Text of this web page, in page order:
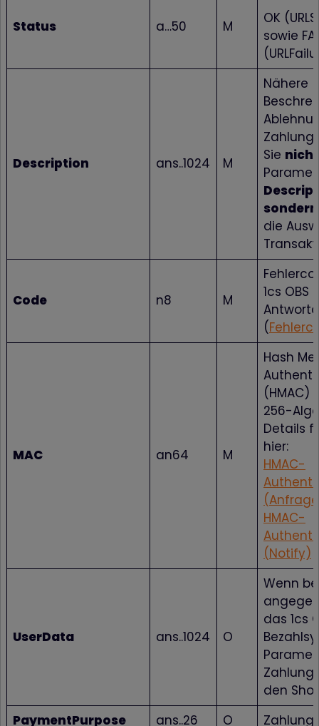
Status a…50 M
OK
sowie
Description ans..1024 M
Nähere
Sie nicht
sondern
die
Code n8 M
1cs OBS
(
MAC an64 M
Hash
(HMAC)
256-
Details
hier:
HMAC-
HMAC-
(Notify)
UserData ans..1024 O
Wenn
das 1cs
den
PaymentPurpose
ans..26 O